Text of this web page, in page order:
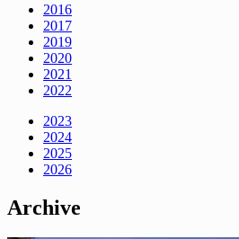
2016
2017
2019
2020
2021
2022
2023
2024
2025
2026
Archive